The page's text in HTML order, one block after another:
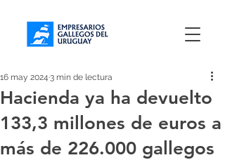
Hacienda ya ha devuelto
133,3 millones de euros a
más de 226.000 gallegos
16 may 2024 3 min de lectura